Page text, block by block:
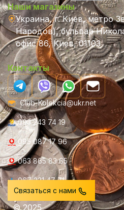
Наши магазины
Украина, г. Киев, метро
Народов), бульвар
офис 86, Киев, 01103
Контакты
Club-Kolekcia@ukr.net
093 243 74 19
095 087 17 96
063 865 83 65
067 231 47 71
Связаться с нами
© 2025